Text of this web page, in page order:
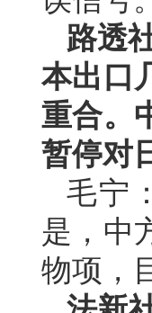
路透
本出口
重合。
暂停对
毛宁
是，中
物项，